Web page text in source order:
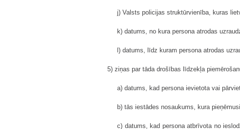
j) Valsts policijas struktūrvienība, kuras
k) datums, no kura persona atrodas
l) datums, līdz kuram persona atrodas
5) ziņas par tāda drošības līdzekļa
a) datums, kad persona ievietota vai
b) tās iestādes nosaukums, kura
c) datums, kad persona atbrīvota no